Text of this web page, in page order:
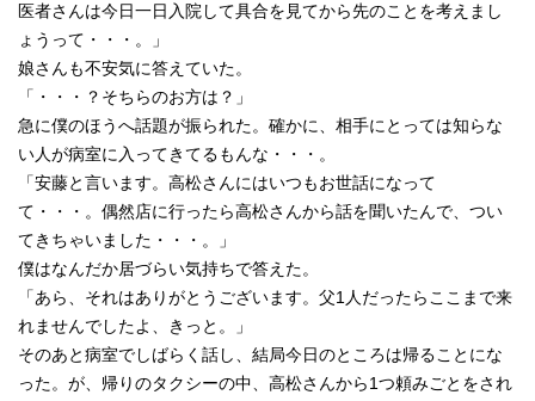
医者さんは今日一日入院して具合を見てから先のことを考えまし
ょうって・・・。」
娘さんも不安気に答えていた。
「・・・？そちらのお方は？」
急に僕のほうへ話題が振られた。確かに、相手にとっては知らな
い人が病室に入ってきてるもんな・・・。
「安藤と言います。高松さんにはいつもお世話になって
て・・・。偶然店に行ったら高松さんから話を聞いたんで、つい
てきちゃいました・・・。」
僕はなんだか居づらい気持ちで答えた。
「あら、それはありがとうございます。父1人だったらここまで来
れませんでしたよ、きっと。」
そのあと病室でしばらく話し、結局今日のところは帰ることにな
った。が、帰りのタクシーの中、高松さんから1つ頼みごとをされ